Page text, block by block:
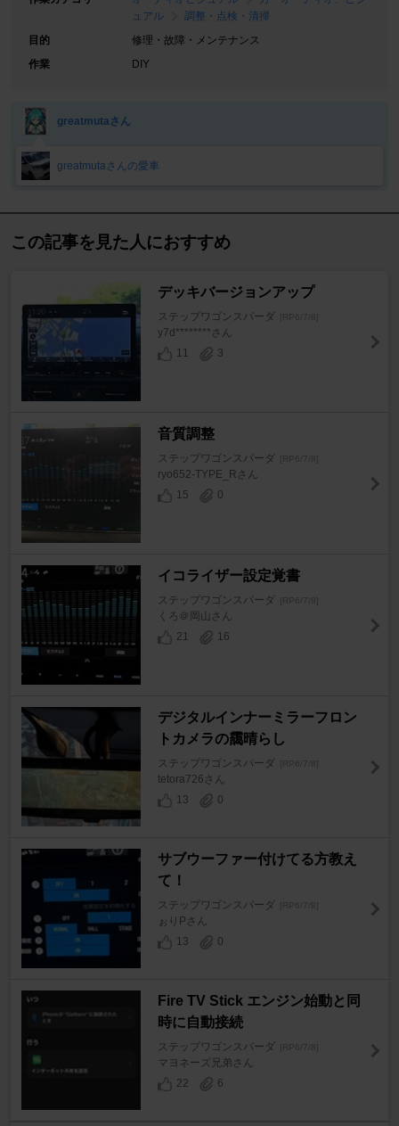
ュアル
調整・点検・清掃
目的
修理・故障・メンテナンス
作業
DIY
greatmutaさん
greatmutaさんの愛車
この記事を見た人におすすめ
デッキバージョンアップ
ステップワゴンスパーダ [RP6/7/8]
y7d********さん
11
3
音質調整
ステップワゴンスパーダ [RP6/7/8]
ryo652-TYPE_Rさん
15
0
イコライザー設定覚書
ステップワゴンスパーダ [RP6/7/8]
くろ＠岡山さん
21
16
デジタルインナーミラーフロン
トカメラの靄晴らし
ステップワゴンスパーダ [RP6/7/8]
tetora726さん
13
0
サブウーファー付けてる方教え
て！
ステップワゴンスパーダ [RP6/7/8]
ぉりPさん
13
0
Fire TV Stick エンジン始動と同
時に自動接続
ステップワゴンスパーダ [RP6/7/8]
マヨネーズ兄弟さん
22
6